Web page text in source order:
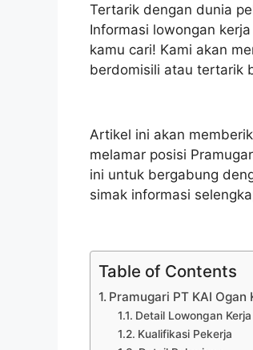
Tertarik dengan dunia
Informasi lowongan
kamu cari! Kami akan
berdomisili atau tertarik
Artikel ini akan
melamar posisi
ini untuk bergabung
simak informasi
Table of Contents
Pramugari PT KAI Ogan
Detail Lowongan Kerja
Kualifikasi Pekerja